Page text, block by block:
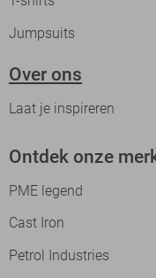
Jumpsuits
Over ons
Laat je inspireren
Ontdek onze
PME legend
Cast Iron
Petrol Industries